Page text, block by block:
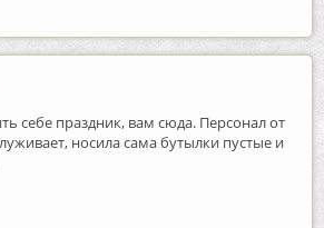
себе праздник, вам сюда. Персонал от
носила сама бутылки пустые и